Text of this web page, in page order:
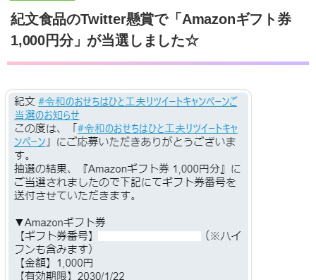
紀文食品のTwitter懸賞で「Amazonギフト券
1,000円分」が当選しました☆